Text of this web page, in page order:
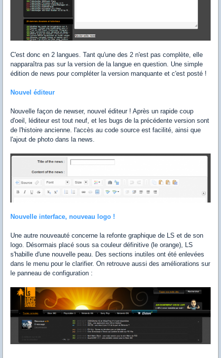
C'est donc en 2 langues. Tant qu'une des 2 n'est pas complète, elle
napparaîtra pas sur la version de la langue en question. Une simple
édition de news pour compléter la version manquante et c'est posté !
Nouvel éditeur
Nouvelle façon de newser, nouvel éditeur ! Après un rapide coup
d'oeil, léditeur est tout neuf, et les bugs de la précédente version sont
de l'histoire ancienne. l'accès au code source est facilité, ainsi que
l'ajout de photo dans la news.
Nouvelle interface, nouveau logo !
Une autre nouveauté concerne la refonte graphique de LS et de son
logo. Désormais placé sous sa couleur définitive (le orange), LS
s'habille d'une nouvelle peau. Des sections inutiles ont été enlevées
dans le menu pour le clarifier. On retrouve aussi des améliorations sur
le panneau de configuration :